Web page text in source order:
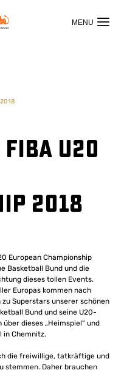
U20
2018
European Championship
Basketball Bund und die
dieses tollen Events.
Europas kommen nach
Superstars unserer schönen
Bund und seine U20-
dieses „Heimspiel“ und
in Chemnitz.
die freiwillige, tatkräftige und
stemmen. Daher brauchen